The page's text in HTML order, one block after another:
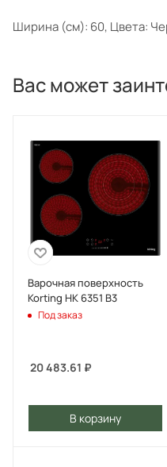
Ширина (см): 60, Цвета:
Вас может
Варочная поверхность
Korting HK 6351 B3
Под заказ
20 483.61 ₽
В корзину